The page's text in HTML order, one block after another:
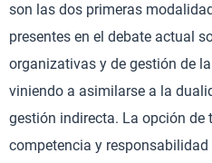
son las dos primeras
presentes en el debate actual
organizativas y de gestión de
viniendo a asimilarse a la
gestión indirecta. La opción de
competencia y